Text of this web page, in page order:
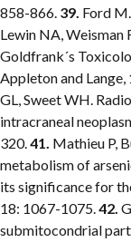
858-866. 39. Ford
Lewin NA, Weisman
Goldfrank´s
Appleton and
GL, Sweet WH.
intracraneal
320.41. Mathieu P,
metabolism of
its significance for
18: 1067-1075.42.
submitocondrial